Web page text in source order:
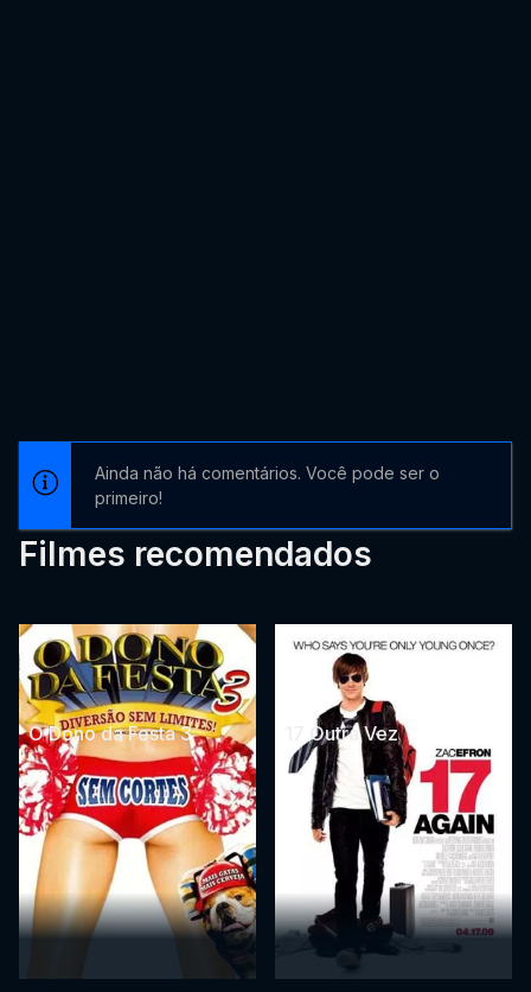
Ainda não há comentários. Você pode ser o
primeiro!
Filmes recomendados
O Dono da Festa 3 17 Outra Vez